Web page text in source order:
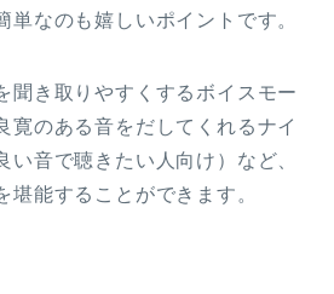
単なのも嬉しいポイントです。
聞き取りやすくするボイスモー
寛のある音をだしてくれるナイ
い音で聴きたい人向け）など、
堪能することができます。